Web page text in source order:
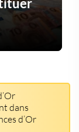
dans
d’Or